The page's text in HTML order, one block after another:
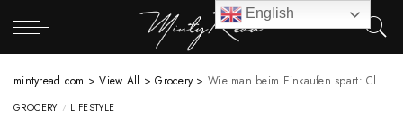
mintyread.com >View All >Grocery>Wie man beim Einkaufen spart: Clevere Spartipps mit REWE
GROCERY LIFESTYLE
English